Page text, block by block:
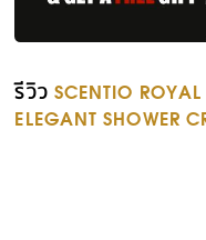
รีวิว SCENTIO
ELEGANT SHOWER